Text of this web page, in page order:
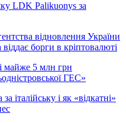
LDK Palikuonys за
відновлення України
борги в кріптовалюті
майже 5 млн грн
ГЕС»
італійську і як «відкатні»